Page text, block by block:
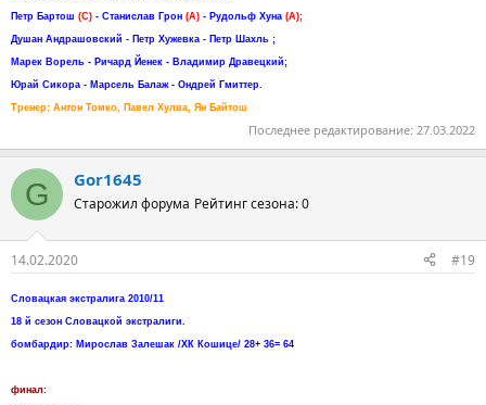
Петр Бартош (C) - Станислав Грон (A) - Рудольф Хуна (A);
Душан Андрашовский - Петр Хужевка - Петр Шахль ;
Марек Ворель - Ричард Йенек - Владимир Дравецкий;
Юрай Сикора - Марсель Балаж - Ондрей Гмиттер.
Тренер: Антон Томко, Павел Хулва, Ян Байтош
Последнее редактирование: 27.03.2022
G Gor1645
Старожил форума Рейтинг сезона: 0
14.02.2020 #19
Словацкая экстралига 2010/11
18 й сезон Словацкой экстралиги.
бомбардир: Мирослав Залешак /ХК Кошице/ 28+ 36= 64
финал: